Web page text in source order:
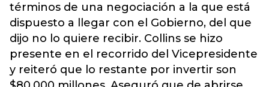
términos de una negociación a la que está
dispuesto a llegar con el Gobierno, del que
dijo no lo quiere recibir. Collins se hizo
presente en el recorrido del Vicepresidente
y reiteró que lo restante por invertir son